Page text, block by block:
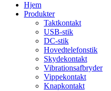
Hjem
Produkter
Taktkontakt
USB-stik
DC-stik
Hovedtelefonstik
Skydekontakt
Vibrationsafbryder
Vippekontakt
Knapkontakt